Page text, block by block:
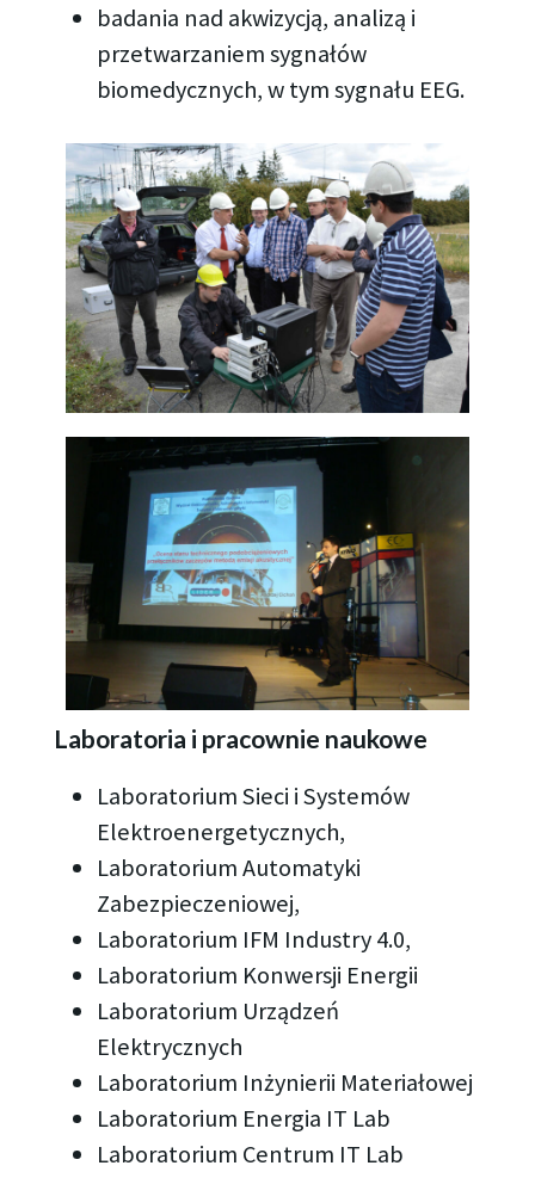
badania nad akwizycją, analizą i
przetwarzaniem sygnałów
biomedycznych, w tym sygnału EEG.
Laboratoria i pracownie naukowe
Laboratorium Sieci i Systemów
Elektroenergetycznych,
Laboratorium Automatyki
Zabezpieczeniowej,
Laboratorium IFM Industry 4.0,
Laboratorium Konwersji Energii
Laboratorium Urządzeń
Elektrycznych
Laboratorium Inżynierii Materiałowej
Laboratorium Energia IT Lab
Laboratorium Centrum IT Lab